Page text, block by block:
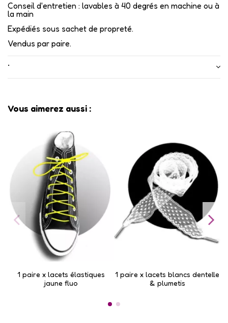
Conseil d'entretien : lavables à 40 degrés en machine ou à
la main
Expédiés sous sachet de propreté.
Vendus par paire.
•
Vous aimerez aussi :
1 paire x lacets élastiques
jaune fluo
1 paire x lacets blancs dentelle
& plumetis